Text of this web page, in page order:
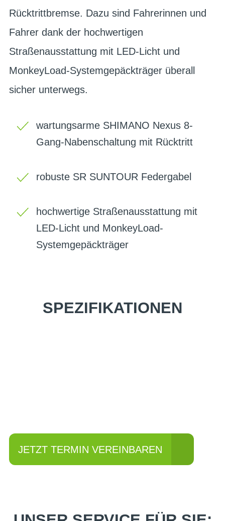
Rücktrittbremse. Dazu sind Fahrerinnen und
Fahrer dank der hochwertigen
Straßenausstattung mit LED-Licht und
MonkeyLoad-Systemgepäckträger überall
sicher unterwegs.
wartungsarme SHIMANO Nexus 8-
Gang-Nabenschaltung mit Rücktritt
robuste SR SUNTOUR Federgabel
hochwertige Straßenausstattung mit
LED-Licht und MonkeyLoad-
Systemgepäckträger
SPEZIFIKATIONEN
JETZT TERMIN VEREINBAREN